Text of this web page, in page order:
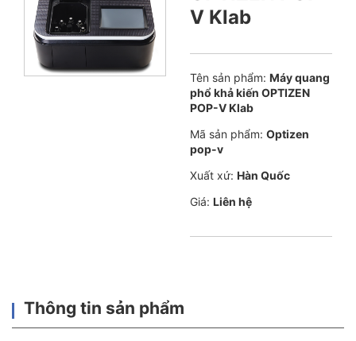
V Klab
Tên sản phẩm: Máy quang
phổ khả kiến OPTIZEN
POP-V Klab
Mã sản phẩm: Optizen
pop-v
Xuất xứ: Hàn Quốc
Giá: Liên hệ
Thông tin sản phẩm